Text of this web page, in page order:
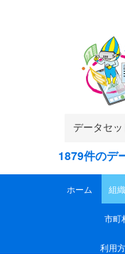
1879件のデ
ホーム 組織
市町
利用